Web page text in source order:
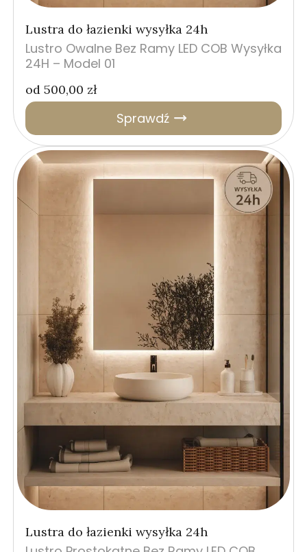
Lustra do łazienki wysyłka 24h
Lustro Owalne Bez Ramy LED COB Wysyłka
24H – Model 01
Sprawdź
od 500,00 zł
Lustra do łazienki wysyłka 24h